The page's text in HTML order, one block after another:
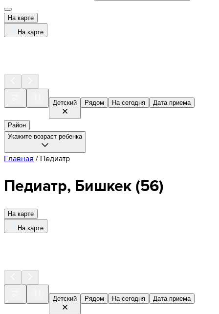
На карте
На карте
Детский Рядом На сегодня Дата приема
Район
Укажите возраст ребенка
Главная / Педиатр
Педиатр, Бишкек(56)
На карте
На карте
Детский Рядом На сегодня Дата приема